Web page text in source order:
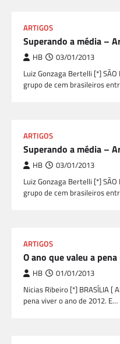
ARTIGOS
Superando a média –
HB 03/01/2013
Luiz Gonzaga Bertelli [*]
grupo de cem brasileiros
ARTIGOS
Superando a média –
HB 03/01/2013
Luiz Gonzaga Bertelli [*]
grupo de cem brasileiros
ARTIGOS
O ano que valeu a
HB 01/01/2013
Nicias Ribeiro [*] BRASÍLIA [
pena viver o ano de 2012. E…